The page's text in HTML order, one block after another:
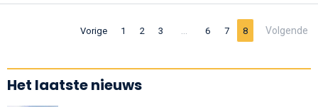
Vorige 1 2 3 6 7 8 Volgende
Het laatste nieuws